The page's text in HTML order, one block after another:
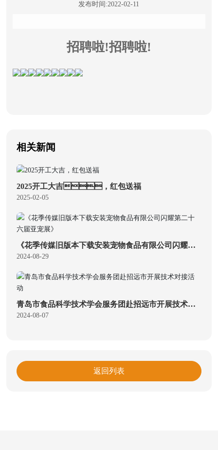
发布时间:2022-02-11
招聘啦!招聘啦!
相关新闻
2025开工大吉，红包送福
2025-02-05
《花季传媒旧版本下载安装宠物食品有限公司闪耀第
二十六届亚宠展》
2024-08-29
青岛市食品科学技术学会服务团赴招远市开展技术对
接活动
2024-08-07
返回列表